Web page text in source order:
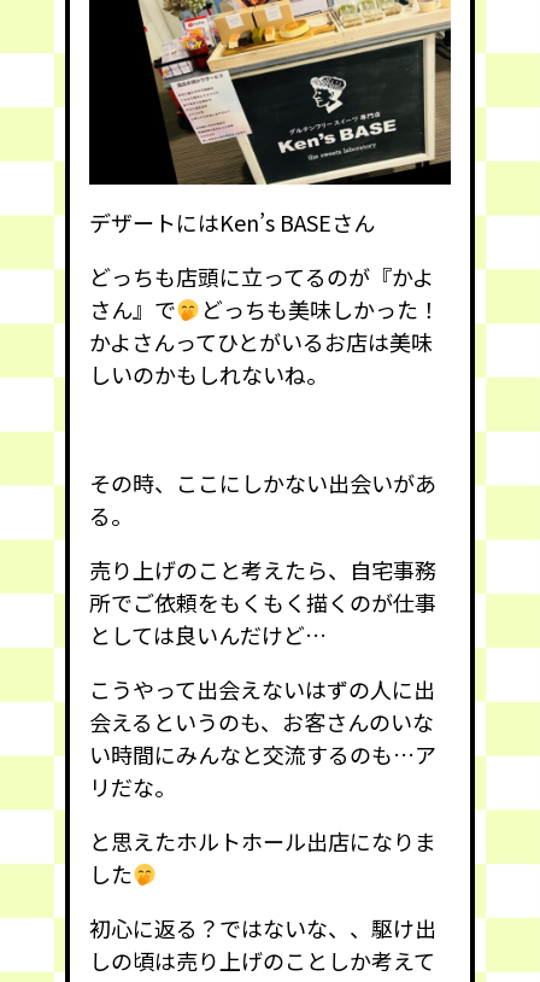
デザートにはKen’s BASEさん
どっちも店頭に立ってるのが『かよ
さん』で
どっちも美味しかった！
かよさんってひとがいるお店は美味
しいのかもしれないね。
その時、ここにしかない出会いがあ
る。
売り上げのこと考えたら、自宅事務
所でご依頼をもくもく描くのが仕事
としては良いんだけど…
こうやって出会えないはずの人に出
会えるというのも、お客さんのいな
い時間にみんなと交流するのも…ア
リだな。
と思えたホルトホール出店になりま
した
初心に返る？ではないな、、駆け出
しの頃は売り上げのことしか考えて